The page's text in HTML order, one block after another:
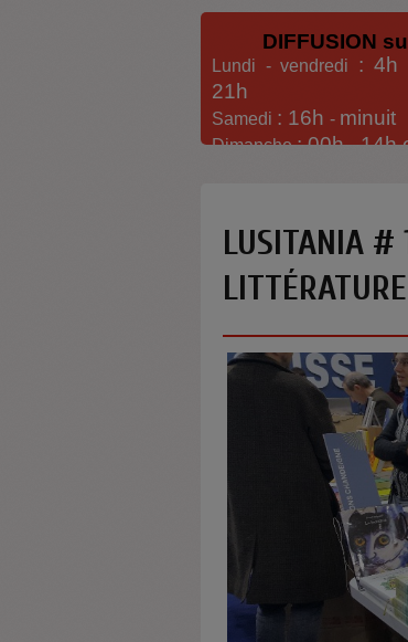
DIFFUSION
Lundi - vendredi : 4h
21h
Samedi : 16h - minuit
Dimanche: 00h -14h
LUSITANIA #
LITTÉRATURE